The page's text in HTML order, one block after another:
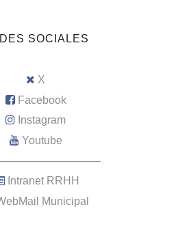
SOCIALES
X
Facebook
Instagram
Youtube
Intranet RRHH
Municipal